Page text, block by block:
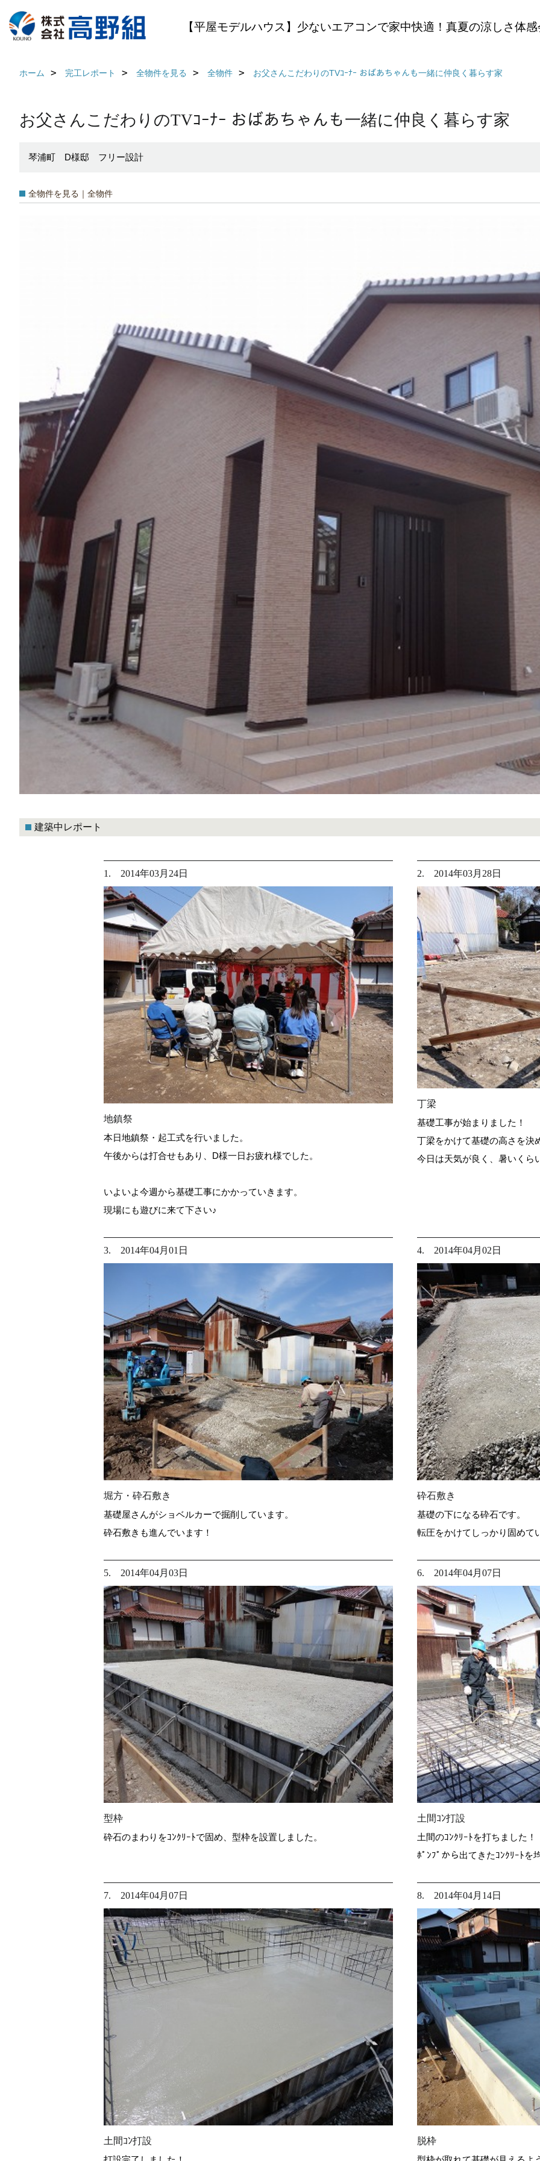
【平屋モデルハウス】少ないエアコンで家中快適！真夏の涼しさ体感
ホーム 完工レポート 全物件を見る 全物件 お父さんこだわりのTVｺｰﾅｰ おばあちゃんも一緒に仲良く暮らす家
お父さんこだわりのTVｺｰﾅｰ おばあちゃんも一緒に仲良く暮らす家
琴浦町 D様邸 フリー設計
全物件を見る｜全物件
建築中レポート
1. 2014年03月24日
地鎮祭
本日地鎮祭・起工式を行いました。
午後からは打合せもあり、D様一日お疲れ様でした。
いよいよ今週から基礎工事にかかっていきます。
現場にも遊びに来て下さい♪
2. 2014年03月28日
丁梁
基礎工事が始まりました！
丁梁をかけて基礎の高さを決
今日は天気が良く、暑いくら
3. 2014年04月01日
堀方・砕石敷き
基礎屋さんがショベルカーで掘削しています。
砕石敷きも進んでいます！
4. 2014年04月02日
砕石敷き
基礎の下になる砕石です。
転圧をかけてしっかり固めて
5. 2014年04月03日
型枠
砕石のまわりをｺﾝｸﾘｰﾄで固め、型枠を設置しました。
6. 2014年04月07日
土間ｺﾝ打設
土間のｺﾝｸﾘｰﾄを打ちました！
ﾎﾟﾝﾌﾟから出てきたｺﾝｸﾘｰﾄを
7. 2014年04月07日
土間ｺﾝ打設
8. 2014年04月14日
脱枠